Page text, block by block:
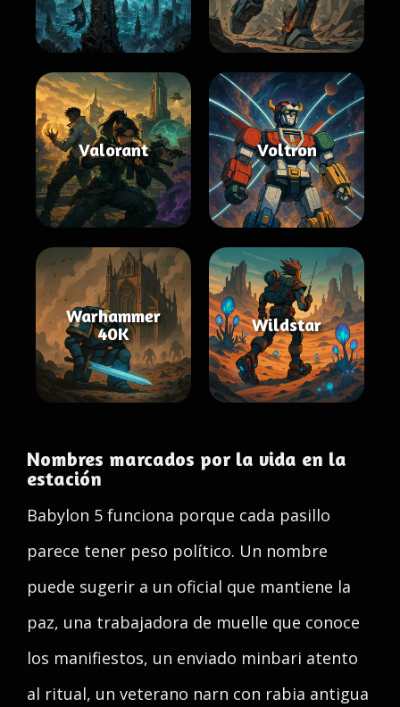
Valorant Voltron
Warhammer
40K
Wildstar
Nombres marcados por la vida en la
estación
Babylon 5 funciona porque cada pasillo
parece tener peso político. Un nombre
puede sugerir a un oficial que mantiene la
paz, una trabajadora de muelle que conoce
los manifiestos, un enviado minbari atento
al ritual, un veterano narn con rabia antigua